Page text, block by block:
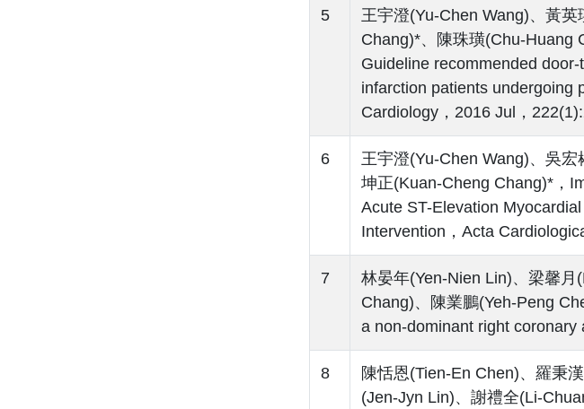
5
王宇澄(Yu-Chen Wang)、黃
Chang)*、陳珠璜(Chu-Huang
Guideline recommended
infarction patients undergoing
Cardiology，2016 Jul，
6
王宇澄(Yu-Chen Wang)、吳
坤正(Kuan-Cheng Chang)*，
Acute ST-Elevation
Intervention，Acta
7
林晏年(Yen-Nien Lin)、梁馨
Chang)、陳業鵬(Yeh-Peng
a non-dominant right
8
陳恬恩(Tien-En Chen)、羅秉
(Jen-Jyn Lin)、謝禮全(Li-